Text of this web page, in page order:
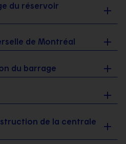
du réservoir
de Montréal
du barrage
de la centrale